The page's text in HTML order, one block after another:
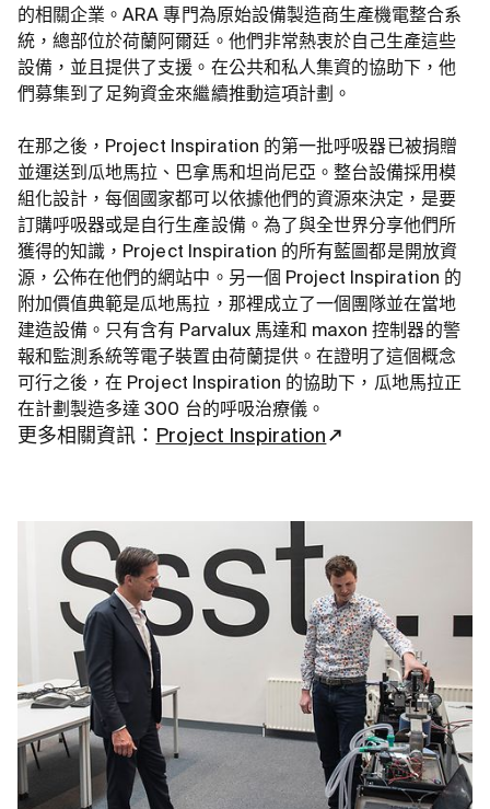
的相關企業。ARA 專門為原始設備製造商生產機電整合系
統，總部位於荷蘭阿爾廷。他們非常熱衷於自己生產這些
設備，並且提供了支援。在公共和私人集資的協助下，他
們募集到了足夠資金來繼續推動這項計劃。
在那之後，Project Inspiration 的第一批呼吸器已被捐贈
並運送到瓜地馬拉、巴拿馬和坦尚尼亞。整台設備採用模
組化設計，每個國家都可以依據他們的資源來決定，是要
訂購呼吸器或是自行生產設備。為了與全世界分享他們所
獲得的知識，Project Inspiration 的所有藍圖都是開放資
源，公佈在他們的網站中。另一個 Project Inspiration 的
附加價值典範是瓜地馬拉，那裡成立了一個團隊並在當地
建造設備。只有含有 Parvalux 馬達和 maxon 控制器的警
報和監測系統等電子裝置由荷蘭提供。在證明了這個概念
可行之後，在 Project Inspiration 的協助下，瓜地馬拉正
在計劃製造多達 300 台的呼吸治療儀。
更多相關資訊： Project Inspiration